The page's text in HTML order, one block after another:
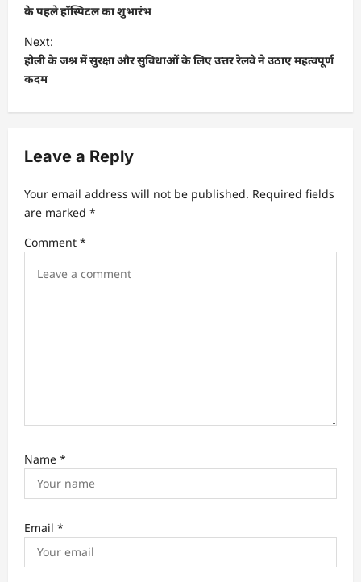
s
t
n
a
v
g
a
t
i
के पहले हॉस्पिटल का शुभारंभ
Next:
होली के जश्न में सुरक्षा और सुविधाओं के लिए उत्तर रेलवे ने उठाए महत्वपूर्ण
कदम
Leave a Reply
Your email address will not be published. Required fields
are marked *
Comment *
Name *
Email *